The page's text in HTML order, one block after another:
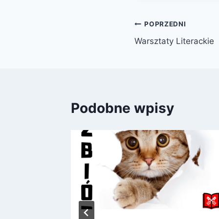
Nawigacja
wpisu
POPRZEDNI
Warsztaty Literackie
Podobne wpisy